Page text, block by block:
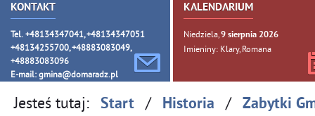
KONTAKT
Tel. +48134347041, +48134347051
+48134255700, +48883083049,
+48883083096
E-mail: gmina@domaradz.pl
KALENDARIUM
Niedziela, 9sierpnia 2026
Imieniny: Klary, Romana
Jesteś tutaj: Start / Historia / Zabytki